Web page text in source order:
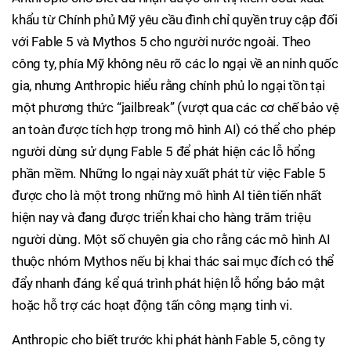
khẩu từ Chính phủ Mỹ yêu cầu đình chỉ quyền truy cập đối
với Fable 5 và Mythos 5 cho người nước ngoài. Theo
công ty, phía Mỹ không nêu rõ các lo ngại về an ninh quốc
gia, nhưng Anthropic hiểu rằng chính phủ lo ngại tồn tại
một phương thức “jailbreak” (vượt qua các cơ chế bảo vệ
an toàn được tích hợp trong mô hình AI) có thể cho phép
người dùng sử dụng Fable 5 để phát hiện các lỗ hổng
phần mềm. Những lo ngại này xuất phát từ việc Fable 5
được cho là một trong những mô hình AI tiên tiến nhất
hiện nay và đang được triển khai cho hàng trăm triệu
người dùng. Một số chuyên gia cho rằng các mô hình AI
thuộc nhóm Mythos nếu bị khai thác sai mục đích có thể
đẩy nhanh đáng kể quá trình phát hiện lỗ hổng bảo mật
hoặc hỗ trợ các hoạt động tấn công mạng tinh vi.
Anthropic cho biết trước khi phát hành Fable 5, công ty